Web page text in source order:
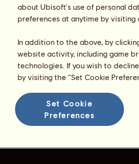
about Ubisoft's use of personal
preferences at anytime by
In addition to the above, by
website activity, including game
technologies. If you wish to
by visiting the “Set Cookie
Set Cookie
Preferences